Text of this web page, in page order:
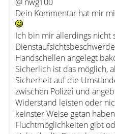
Dein Kommentar hat mir
Ich bin mir allerdings nicht
Handschellen angelegt
Sicherlich ist das möglich,
Sicherheit auf die
zwischen Polizei und
Widerstand leisten oder
keinster Weise getan
Fluchtmöglichkeiten gibt